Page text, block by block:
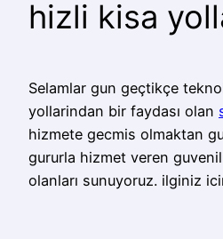
hizli kisa
Selamlar gun geçtikçe
yollarindan bir faydası olan
hizmete gecmis olmaktan
gururla hizmet veren
olanları sunuyoruz. ilginiz